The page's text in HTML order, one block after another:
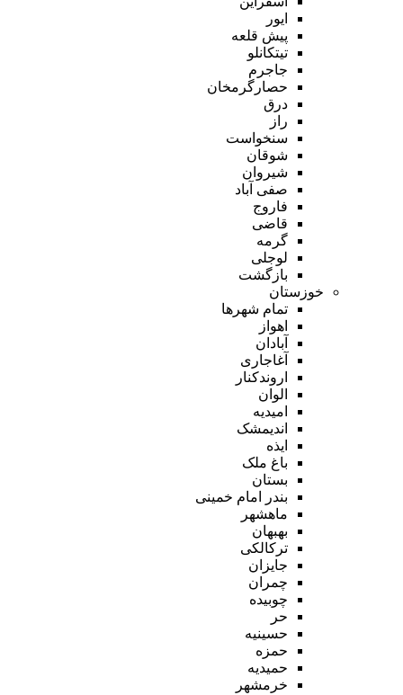
ایور
پیش قلعه
تیتکانلو
جاجرم
حصارگرمخان
درق
راز
سنخواست
شوقان
شیروان
صفی آباد
فاروج
قاضی
گرمه
لوجلی
بازگشت
خوزستان
تمام شهر‌ها
اهواز
آبادان
آغاجاری
اروندکنار
الوان
امیدیه
اندیمشک
ایذه
باغ ملک
بستان
بندر امام خمینی
ماهشهر
بهبهان
ترکالکی
جایزان
چمران
چوبیده
حر
حسینیه
حمزه
حمیدیه
خرمشهر